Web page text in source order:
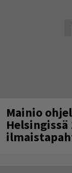
Mainio